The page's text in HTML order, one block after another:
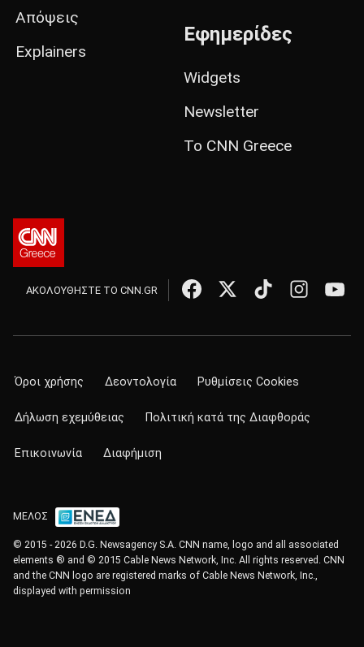
Απόψεις
Explainers
Εφημερίδες
Widgets
Newsletter
Το CNN Greece
ΑΚΟΛΟΥΘΗΣΤΕ ΤΟ CNN.GR
Όροι χρήσης Δεοντολογία Ρυθμίσεις Cookies
Δήλωση εχεμύθειας Πολιτική κατά της Διαφθοράς
Επικοινωνία Διαφήμιση
ΜΕΛΟΣ
© 2015 - 2026 D.G. Newsagency S.A. CNN name, logo and all associated
elements ® and © 2015 Cable News Network, Inc. All rights reserved. CNN
and the CNN logo are registered marks of Cable News Network, Inc.,
displayed with permission